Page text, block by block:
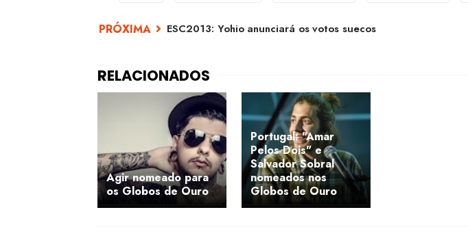
ESC2013: Yohio anunciará os votos suecos
Agir nomeado para
os Globos de Ouro
Portugal: "Amar
Pelos Dois" e
Salvador Sobral
nomeados nos
Globos de Ouro